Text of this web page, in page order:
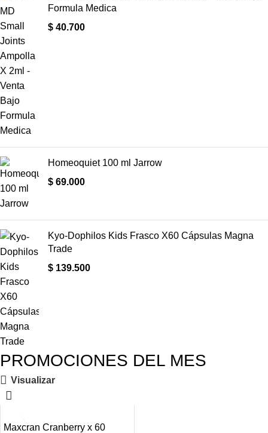
Formula Medica
$ 40.700
Homeoquiet 100 ml Jarrow
$ 69.000
Kyo-Dophilos Kids Frasco X60 Cápsulas Magna
Trade
$ 139.500
PROMOCIONES DEL MES
Visualizar
Maxcran Cranberry x 60